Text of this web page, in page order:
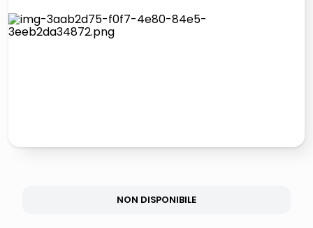
NON DISPONIBILE